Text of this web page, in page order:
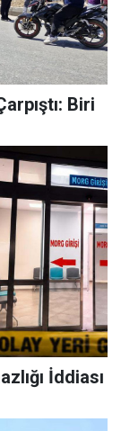
Biri
İddiası